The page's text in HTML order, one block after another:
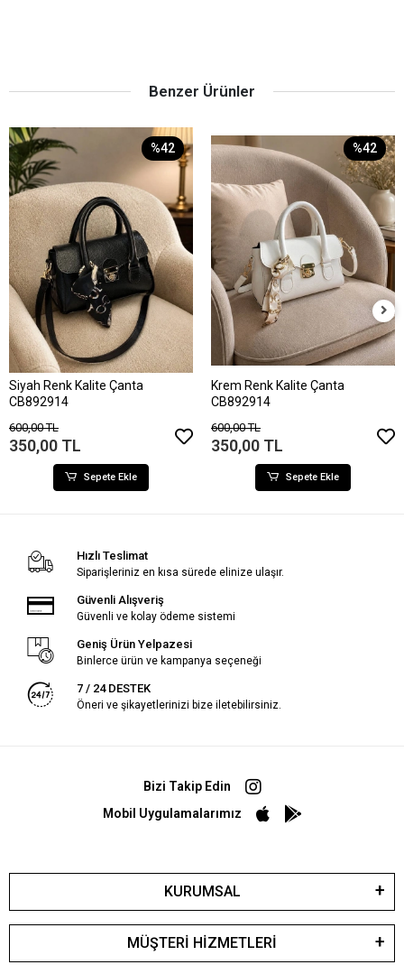
Benzer Ürünler
%42
Siyah Renk Kalite Çanta
CB892914
600,00 TL
350,00 TL
Sepete Ekle
%42
Krem Renk Kalite Çanta
CB892914
600,00 TL
350,00 TL
Sepete Ekle
Hızlı Teslimat
Siparişleriniz en kısa sürede elinize ulaşır.
Güvenli Alışveriş
Güvenli ve kolay ödeme sistemi
Geniş Ürün Yelpazesi
Binlerce ürün ve kampanya seçeneği
7 / 24 DESTEK
Öneri ve şikayetlerinizi bize iletebilirsiniz.
Bizi Takip Edin
Mobil Uygulamalarımız
KURUMSAL
MÜŞTERİ HİZMETLERİ